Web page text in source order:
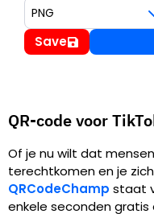
Save
QR-code voor
Of je nu wilt dat
terechtkomen en je
QRCodeChamp staat
enkele seconden gratis